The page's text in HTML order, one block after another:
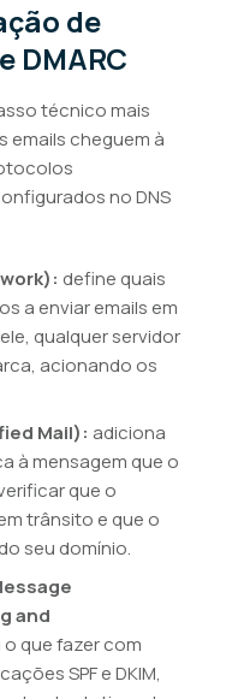
de
DMARC
técnico mais
emails cheguem à
no DNS
define quais
a enviar emails em
qualquer servidor
acionando os
Mail): adiciona
à mensagem que o
que o
trânsito e que o
seu domínio.
and
que fazer com
SPF e DKIM,